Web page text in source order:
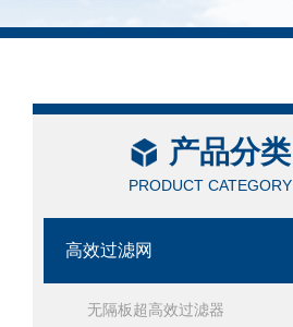
产品分类
PRODUCT CATEGORY
高效过滤网
无隔板超高效过滤器